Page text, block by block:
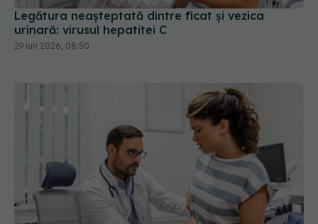
Legătura neașteptată dintre ficat și vezica
urinară: virusul hepatitei C
29 iun 2026, 08:50